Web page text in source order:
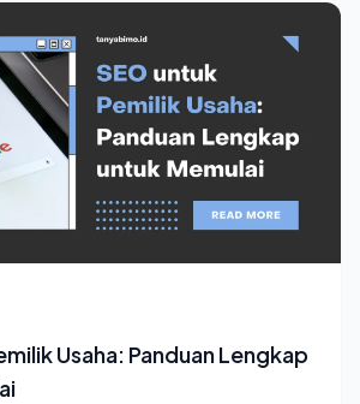
Usaha: Panduan Lengkap